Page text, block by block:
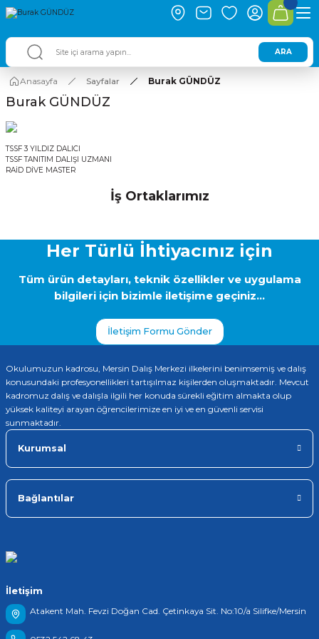
ARA
Anasayfa Sayfalar Burak GÜNDÜZ
Burak GÜNDÜZ
TSSF 3 YILDIZ DALICI
TSSF TANITIM DALIŞI UZMANI
RAİD DİVE MASTER
İş Ortaklarımız
Her Türlü İhtiyacınız için
Tüm ürün detayları, teknik özellikler ve uygulama
bilgileri için bizimle iletişime geçiniz...
İletişim Formu Gönder
Okulumuzun kadrosu, Mersin Dalış Merkezi ilkelerini benimsemiş ve dalış
konusundaki profesyonellikleri tartışılmaz kişilerden oluşmaktadır. Mevcut
kadromuz dalış ve dalışla ilgili her konuda sürekli eğitim almakta olup
yüksek kaliteyi arayan öğrencilerimize en iyi ve en güvenli servisi
sunmaktadır.
Kurumsal
Bağlantılar
İletişim
Atakent Mah. Fevzi Doğan Cad. Çetinkaya Sit. No:10/a Silifke/Mersin